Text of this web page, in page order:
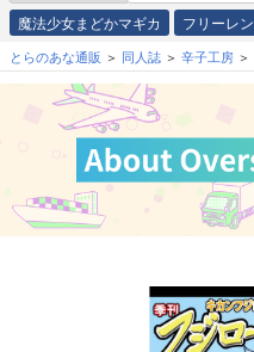
魔法少女まどかマギカ フリーレン
とらのあな通販 同人誌 辛子工房